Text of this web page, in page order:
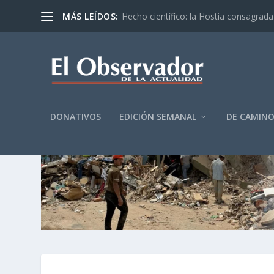
MÁS LEÍDOS: Hecho científico: la Hostia
DONATIVOS EDICIÓN SEMANAL DE